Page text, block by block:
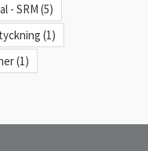
- SRM (5)
(1)
(1)